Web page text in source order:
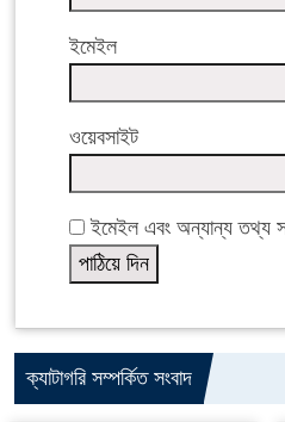
ইমেইল
ওয়েবসাইট
ইমেইল এবং অন্যান্য তথ্য
ক্যাটাগরি সম্পর্কিত সংবাদ